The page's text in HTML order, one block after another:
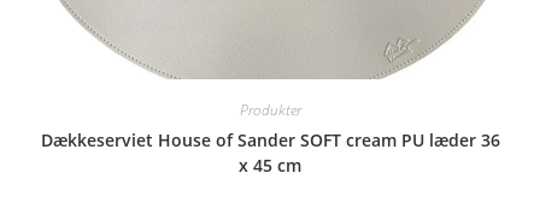
Produkter
Dækkeserviet House of Sander SOFT cream PU læder 36
x 45 cm